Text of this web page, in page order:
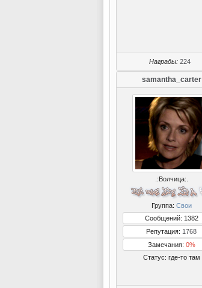
Награды: 224
samantha_carter
.:Волчица:.
Группа: Свои
Сообщений: 1382
Репутация: 1768
Замечания: 0%
Статус: где-то там